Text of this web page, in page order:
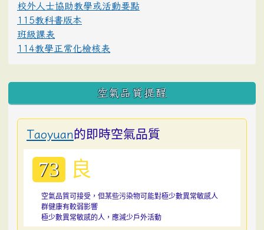
校外人士協助教學或活動要點
115教科書版本
班級課表
114教學正常化檢核表
空氣品質提醒
Taoyuan的即時空氣品質
73 良
空氣品質可接受，但某些污染物可能對極少數異常敏感人
群健康有較弱影響
極少數異常敏感的人，應減少戶外活動